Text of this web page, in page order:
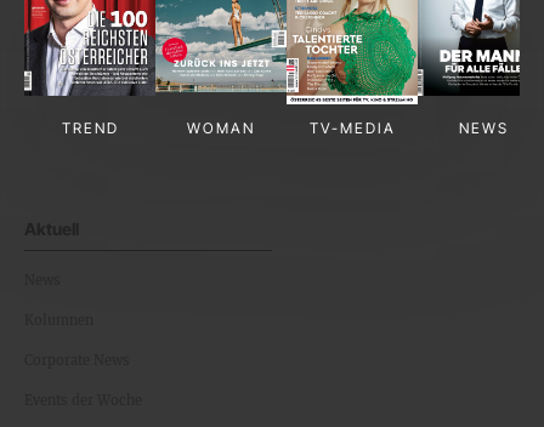
TREND WOMAN TV-MEDIA NEWS